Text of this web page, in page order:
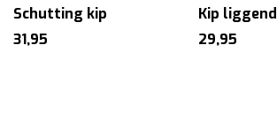
Schutting kip
31,95
Kip liggend
29,95